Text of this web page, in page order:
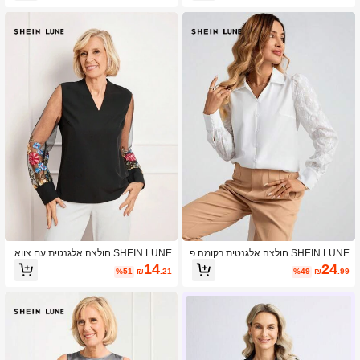
SHEIN LUNE חולצה אלגנטית רקומה פ
רחונית לנשים עם שרוול נפוח חד חזה
₪24.99
%49
SHEIN LUNE חולצה אלגנטית עם צווא
₪14.21
%51